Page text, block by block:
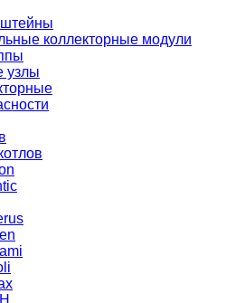
коллекторные модули
узлы